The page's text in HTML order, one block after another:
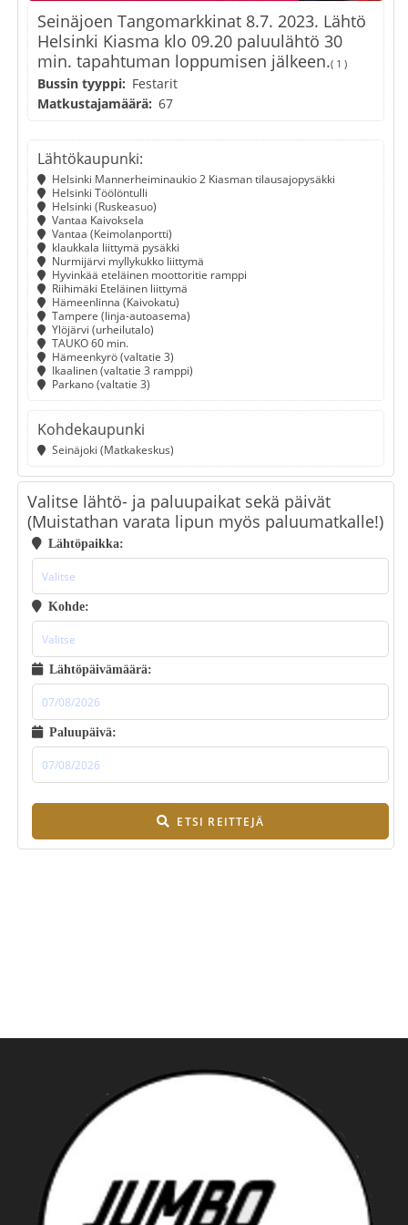
Seinäjoen Tangomarkkinat 8.7. 2023. Lähtö
Helsinki Kiasma klo 09.20 paluulähtö 30
min. tapahtuman loppumisen jälkeen.( 1 )
Bussin tyyppi: Festarit
Matkustajamäärä: 67
Lähtökaupunki:
Helsinki Mannerheiminaukio 2 Kiasman tilausajopysäkki
Helsinki Töölöntulli
Helsinki (Ruskeasuo)
Vantaa Kaivoksela
Vantaa (Keimolanportti)
klaukkala liittymä pysäkki
Nurmijärvi myllykukko liittymä
Hyvinkää eteläinen moottoritie ramppi
Riihimäki Eteläinen liittymä
Hämeenlinna (Kaivokatu)
Tampere (linja-autoasema)
Ylöjärvi (urheilutalo)
TAUKO 60 min.
Hämeenkyrö (valtatie 3)
Ikaalinen (valtatie 3 ramppi)
Parkano (valtatie 3)
Kohdekaupunki
Seinäjoki (Matkakeskus)
Valitse lähtö- ja paluupaikat sekä päivät
(Muistathan varata lipun myös paluumatkalle!)
Lähtöpaikka:
Kohde:
Lähtöpäivämäärä:
Paluupäivä:
ETSI REITTEJÄ